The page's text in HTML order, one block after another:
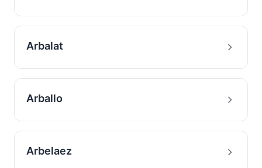
Arbalat
Arballo
Arbelaez